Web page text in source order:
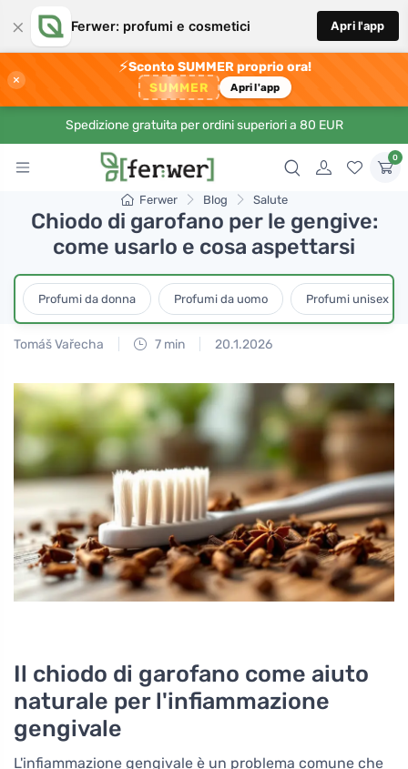
× Ferwer: profumi e cosmetici Apri l'app
×
⚡Sconto SUMMER proprio ora!
SUMMER Apri l'app
Spedizione gratuita per ordini superiori a 80 EUR
0
Ferwer Blog Salute
Chiodo di garofano per le gengive:
come usarlo e cosa aspettarsi
Profumi da donna Profumi da uomo Profumi unisex
Tomáš Vařecha 7 min 20.1.2026
Il chiodo di garofano come aiuto
naturale per l'infiammazione
gengivale
L'infiammazione gengivale è un problema comune che